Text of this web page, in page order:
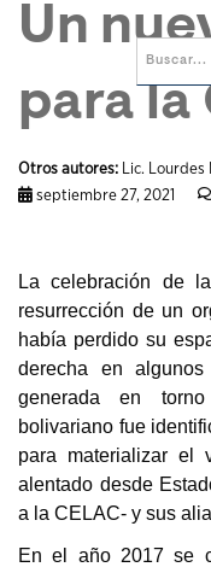
Un
para la
Otros autores: Lic.
septiembre 27, 2021
La celebración de
resurrección de un
había perdido su
derecha en
generada en
bolivariano fue
para materializar el
alentado desde
a la CELAC- y sus
En el año 2017 se